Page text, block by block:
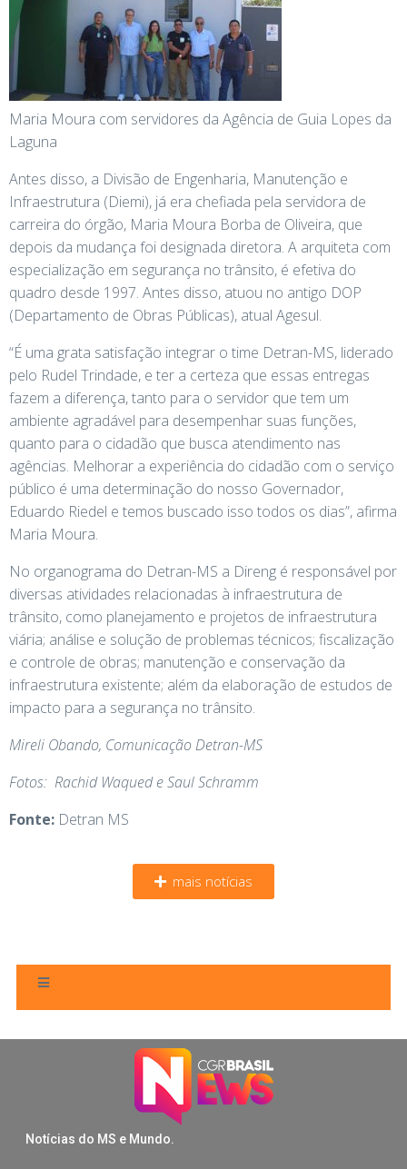
Maria Moura com servidores da Agência de Guia Lopes da
Laguna
Antes disso, a Divisão de Engenharia, Manutenção e
Infraestrutura (Diemi), já era chefiada pela servidora de
carreira do órgão, Maria Moura Borba de Oliveira, que
depois da mudança foi designada diretora. A arquiteta com
especialização em segurança no trânsito, é efetiva do
quadro desde 1997. Antes disso, atuou no antigo DOP
(Departamento de Obras Públicas), atual Agesul.
“É uma grata satisfação integrar o time Detran-MS, liderado
pelo Rudel Trindade, e ter a certeza que essas entregas
fazem a diferença, tanto para o servidor que tem um
ambiente agradável para desempenhar suas funções,
quanto para o cidadão que busca atendimento nas
agências. Melhorar a experiência do cidadão com o serviço
público é uma determinação do nosso Governador,
Eduardo Riedel e temos buscado isso todos os dias”, afirma
Maria Moura.
No organograma do Detran-MS a Direng é responsável por
diversas atividades relacionadas à infraestrutura de
trânsito, como planejamento e projetos de infraestrutura
viária; análise e solução de problemas técnicos; fiscalização
e controle de obras; manutenção e conservação da
infraestrutura existente; além da elaboração de estudos de
impacto para a segurança no trânsito.
Mireli Obando, Comunicação Detran-MS
Fotos: Rachid Waqued e Saul Schramm
Fonte: Detran MS
mais notícias
Notícias do MS e Mundo.